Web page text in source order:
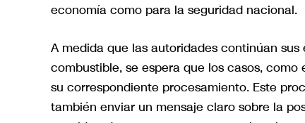
economía como para la seguridad nacional.
A medida que las autoridades continúan
combustible, se espera que los casos,
su correspondiente procesamiento. Este
también enviar un mensaje claro sobre la